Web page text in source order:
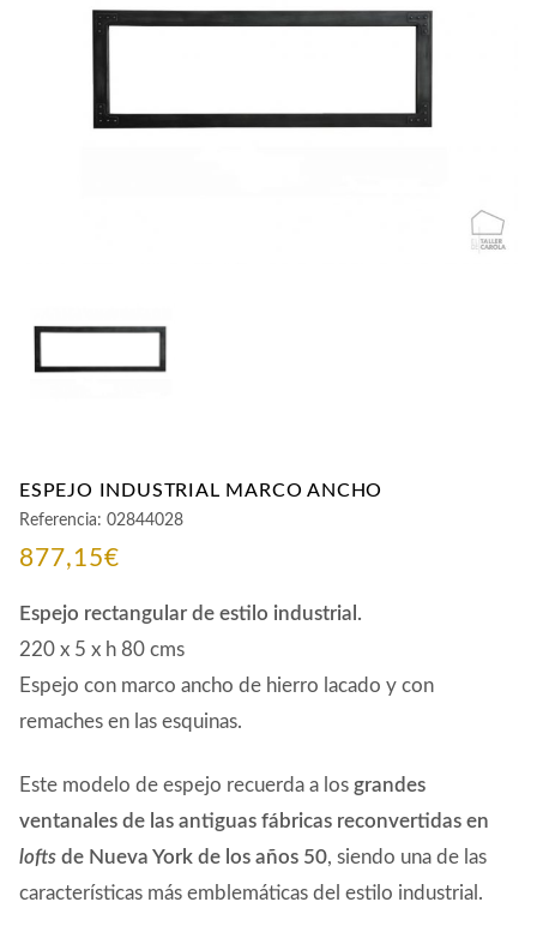
CONTACTO
ESPEJO INDUSTRIAL MARCO ANCHO
Referencia: 02844028
877,15€
Espejo rectangular de estilo industrial.
220 x 5 x h 80 cms
Espejo con marco ancho de hierro lacado y con
remaches en las esquinas.
Este modelo de espejo recuerda a los grandes
ventanales de las antiguas fábricas reconvertidas en
lofts de Nueva York de los años 50, siendo una de las
características más emblemáticas del estilo industrial.